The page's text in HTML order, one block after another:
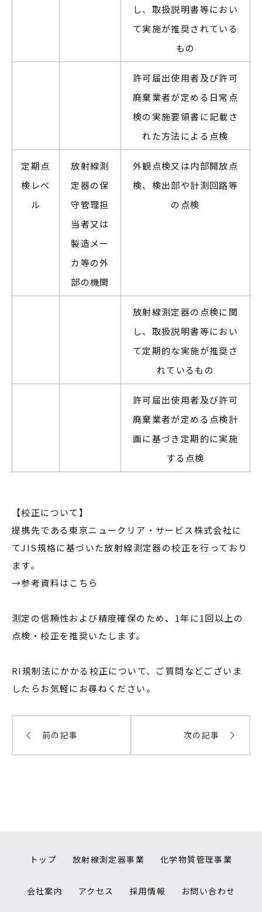
し、取扱説明書等におい
て実施が推奨されている
もの
許可届出使用者及び許可
廃棄業者が定める日常点
検の実施要領書に記載さ
れた方法による点検
定期点
検レベ
ル
放射線測
定器の保
守管理担
当者又は
製造メー
カ等の外
部の機関
外観点検又は内部開放点
検、検出部や計測回路等
の点検
放射線測定器の点検に関
し、取扱説明書等におい
て定期的な実施が推奨さ
れているもの
許可届出使用者及び許可
廃棄業者が定める点検計
画に基づき定期的に実施
する点検
【校正について】
提携先である東京ニュークリア・サービス株式会社に
てJIS規格に基づいた放射線測定器の校正を行っており
ます。
→参考資料はこちら
測定の信頼性および精度確保のため、1年に1回以上の
点検・校正を推奨いたします。
RI規制法にかかる校正について、ご質問などございま
したらお気軽にお尋ねください。
前の記事 次の記事
トップ 放射線測定器事業 化学物質管理事業
会社案内 アクセス 採用情報 お問い合わせ